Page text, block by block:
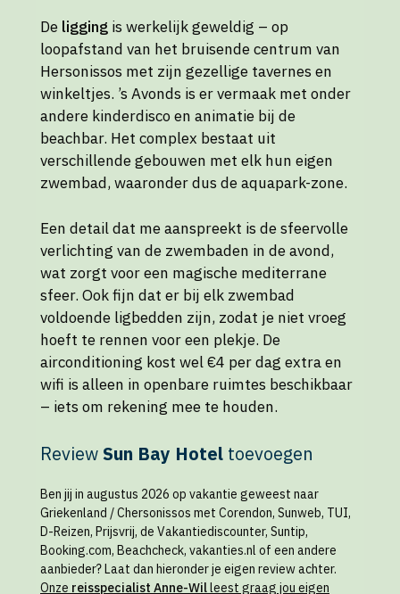
De ligging is werkelijk geweldig – op
loopafstand van het bruisende centrum van
Hersonissos met zijn gezellige tavernes en
winkeltjes. ’s Avonds is er vermaak met onder
andere kinderdisco en animatie bij de
beachbar. Het complex bestaat uit
verschillende gebouwen met elk hun eigen
zwembad, waaronder dus de aquapark-zone.
Een detail dat me aanspreekt is de sfeervolle
verlichting van de zwembaden in de avond,
wat zorgt voor een magische mediterrane
sfeer. Ook fijn dat er bij elk zwembad
voldoende ligbedden zijn, zodat je niet vroeg
hoeft te rennen voor een plekje. De
airconditioning kost wel €4 per dag extra en
wifi is alleen in openbare ruimtes beschikbaar
– iets om rekening mee te houden.
Review Sun Bay Hotel toevoegen
Ben jij in augustus 2026 op vakantie geweest naar
Griekenland / Chersonissos met Corendon, Sunweb, TUI,
D-Reizen, Prijsvrij, de Vakantiediscounter, Suntip,
Booking.com, Beachcheck, vakanties.nl of een andere
aanbieder? Laat dan hieronder je eigen review achter.
Onze reisspecialist Anne-Willeest graag jou eigen